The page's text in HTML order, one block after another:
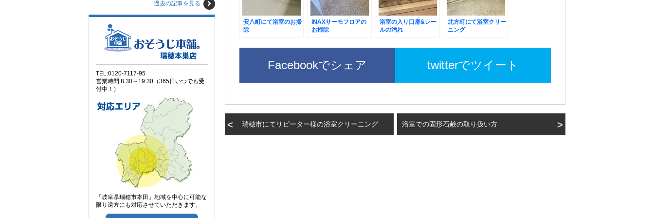
安八町にて浴室のお掃
除
INAXサーモフロアの
お掃除
浴室の入り口扉&レー
ルの汚れ
北方町にて浴室クリー
ニング
Facebookでシェア twitterでツイート
瑞穂市にてリピーター様の浴室クリーニング 浴室での固形石鹸の取り扱い方
過去の記事を見る
TEL:0120-7117-95
営業時間 8:30～19:30（365日いつでも受
付中！）
「岐阜県瑞穂市本田」地域を中心に可能な
限り遠方にも対応させていただきます。